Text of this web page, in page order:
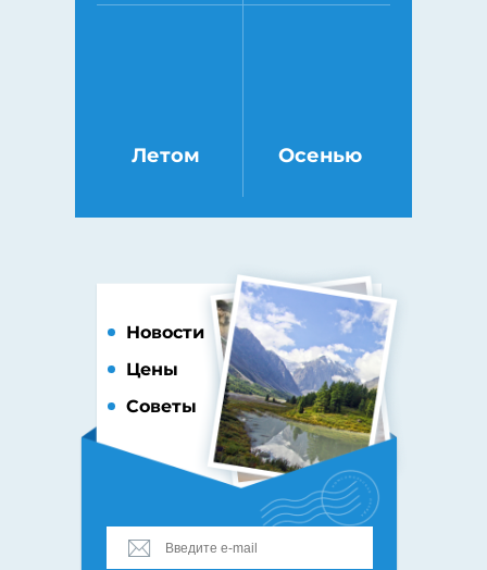
Летом Осенью
Новости
Цены
Советы